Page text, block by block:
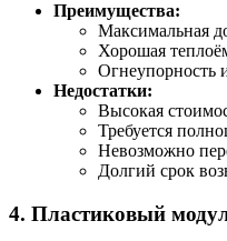
Преимущества:
Максимальная
Хорошая
Огнеупорность
Недостатки:
Высокая
Требуется
Невозможно
Долгий срок
4. Пластиковый